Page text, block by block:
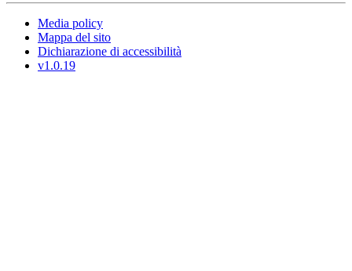
Media policy
Mappa del sito
Dichiarazione di accessibilità
v1.0.19